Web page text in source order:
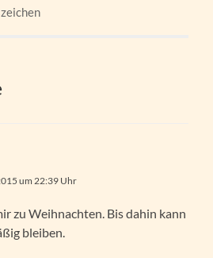
um 22:39 Uhr
zu Weihnachten. Bis dahin kann
bleiben.